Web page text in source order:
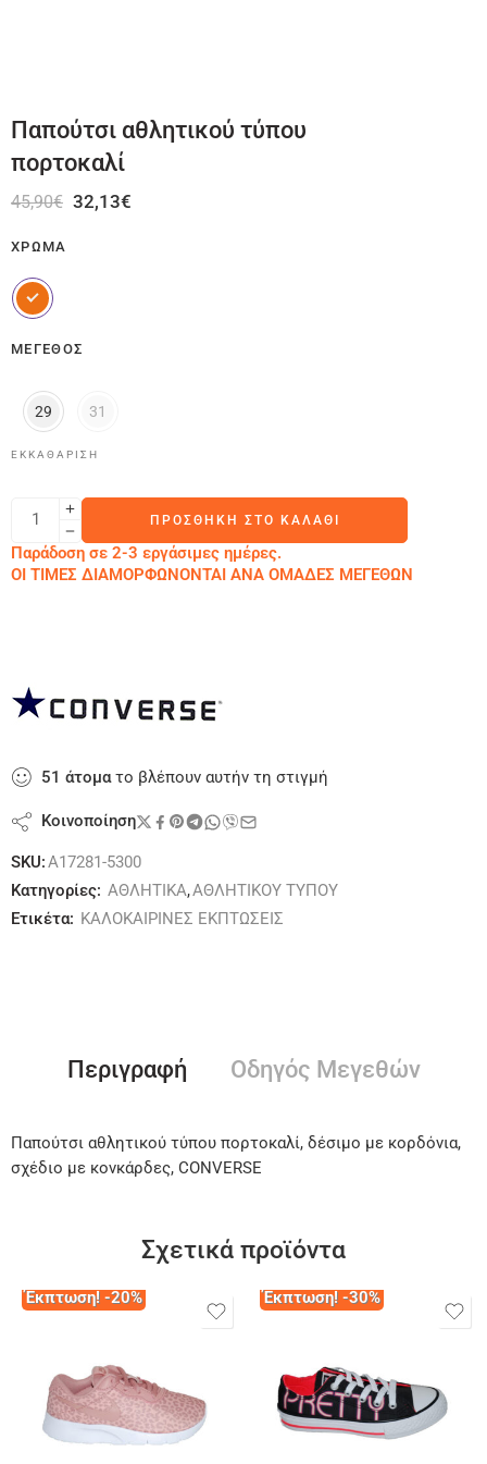
Παπούτσι αθλητικού τύπου
πορτοκαλί
45,90€ 32,13€
ΧΡΏΜΑ
ΜΈΓΕΘΟΣ
29 31
ΕΚΚΑΘΆΡΙΣΗ
ΠΡΟΣΘΉΚΗ ΣΤΟ ΚΑΛΆΘΙ
Παράδοση σε 2-3 εργάσιμες ημέρες.
ΟΙ ΤΙΜΕΣ ΔΙΑΜΟΡΦΩΝΟΝΤΑΙ ΑΝΑ ΟΜΑΔΕΣ ΜΕΓΕΘΩΝ
51 άτοματο βλέπουν αυτήν τη στιγμή
Κοινοποίηση
SKU:A17281-5300
Κατηγορίες: ΑΘΛΗΤΙΚΑ,ΑΘΛΗΤΙΚΟΥ ΤΥΠΟΥ
Ετικέτα: ΚΑΛΟΚΑΙΡΙΝΕΣ ΕΚΠΤΩΣΕΙΣ
Περιγραφή Οδηγός Μεγεθών
Παπούτσι αθλητικού τύπου πορτοκαλί, δέσιμο με κορδόνια,
σχέδιο με κονκάρδες, CONVERSE
Σχετικά προϊόντα
Έκπτωση! -20% Έκπτωση! -30%